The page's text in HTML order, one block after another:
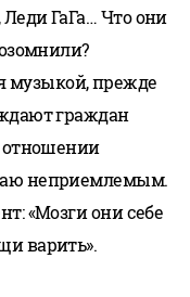
ГаГа… Что они
музыкой, прежде
граждан
отношении
неприемлемым.
«Мозги они себе
варить».